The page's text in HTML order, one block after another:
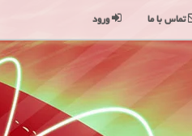
تماس با ما ورود